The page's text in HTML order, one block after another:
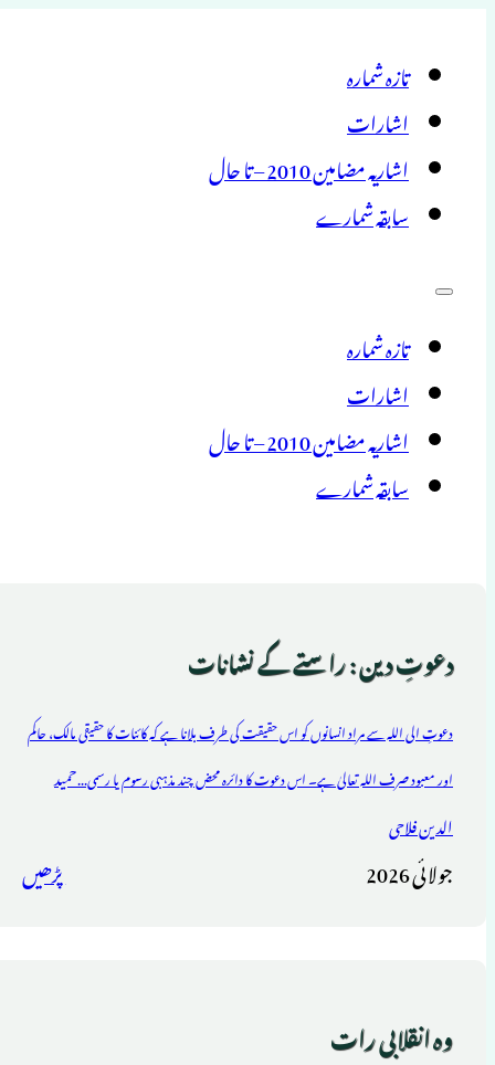
تازہ شمارہ
اشارات
اشاریہ مضامین 2010 – تا حال
سابقہ شمارے
تازہ شمارہ
اشارات
اشاریہ مضامین 2010 – تا حال
سابقہ شمارے
دعوتِ دین : راستے کے نشانات
دعوتِ الی اللہ سے مراد انسانوں کو اس حقیقت کی طرف بلانا ہے کہ کائنات کا حقیقی مالک، حاکم
اور معبود صرف اللہ تعالیٰ ہے۔ اس دعوت کا دائرہ محض چند مذہبی رسوم یا رسمی...حمید
الدین فلاحی
جولائی 2026 پڑھیں
وہ انقلابی رات